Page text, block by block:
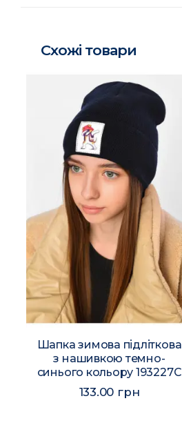
Схожі товари
Шапка зимова підліткова
з нашивкою темно-
синього кольору 193227C
133.00 грн